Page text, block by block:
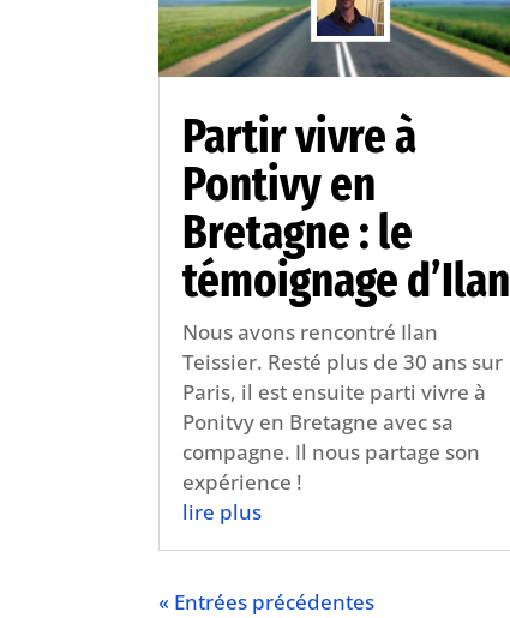
Partir vivre à
Pontivy en
Bretagne : le
témoignage d’Ilan
Nous avons rencontré Ilan
Teissier. Resté plus de 30 ans sur
Paris, il est ensuite parti vivre à
Ponitvy en Bretagne avec sa
compagne. Il nous partage son
expérience !
lire plus
« Entrées précédentes